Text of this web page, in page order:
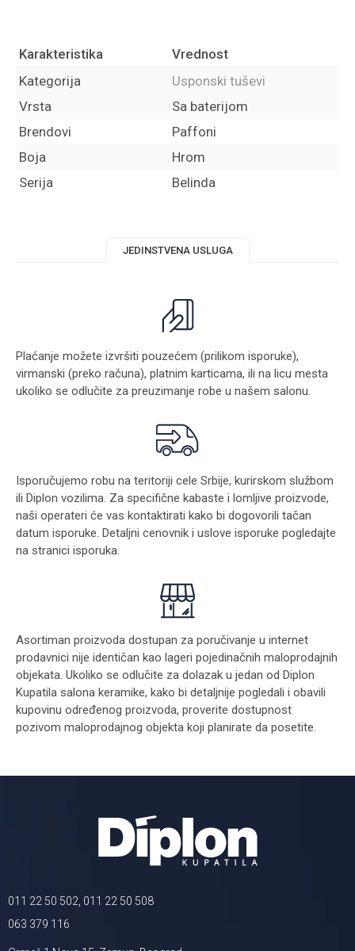
Karakteristika
Vrednost
Kategorija
Usponski tuševi
Vrsta
Sa baterijom
Brendovi
Paffoni
Boja
Hrom
Serija
Belinda
JEDINSTVENA USLUGA
Plaćanje možete izvršiti pouzećem (prilikom isporuke),
virmanski (preko računa), platnim karticama, ili na licu mesta
ukoliko se odlučite za preuzimanje robe u našem salonu.
Isporučujemo robu na teritoriji cele Srbije, kurirskom službom
ili Diplon vozilima. Za specifične kabaste i lomljive proizvode,
naši operateri će vas kontaktirati kako bi dogovorili tačan
datum isporuke. Detaljni cenovnik i uslove isporuke pogledajte
na stranici isporuka.
Asortiman proizvoda dostupan za poručivanje u internet
prodavnici nije identičan kao lageri pojedinačnih maloprodajnih
objekata. Ukoliko se odlučite za dolazak u jedan od Diplon
Kupatila salona keramike, kako bi detaljnije pogledali i obavili
kupovinu određenog proizvoda, proverite dostupnost
pozivom maloprodajnog objekta koji planirate da posetite.
011 22 50 502, 011 22 50 508
063 379 116